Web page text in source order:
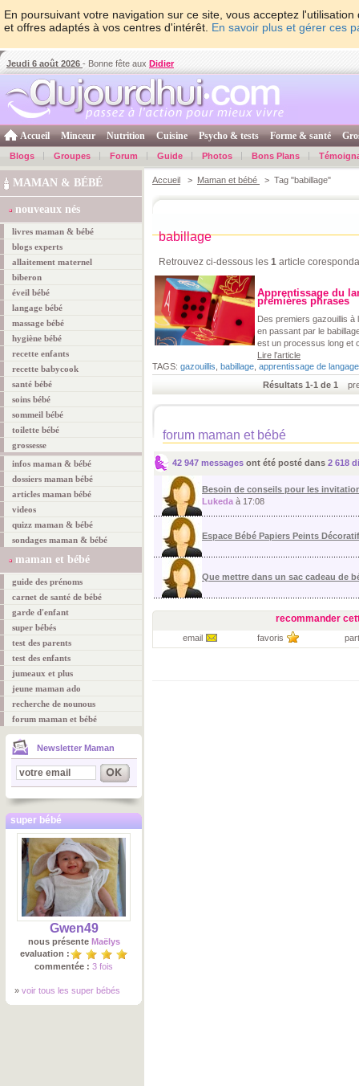
En poursuivant votre navigation sur ce site, vous acceptez
et offres adaptés à vos centres d'intérêt. En savoir plus et gérer ces
Jeudi 6 août 2026 - Bonne fête aux Didier
Accueil Minceur Nutrition Cuisine Psycho & tests Forme & santé
Blogs Groupes Forum Guide Photos Bons Plans
MAMAN & BÉBÉ
nouveaux nés
livres maman & bébé
blogs experts
allaitement maternel
biberon
éveil bébé
langage bébé
massage bébé
hygiène bébé
recette enfants
recette babycook
santé bébé
soins bébé
sommeil bébé
toilette bébé
grossesse
infos maman & bébé
dossiers maman bébé
articles maman bébé
videos
quizz maman & bébé
sondages maman & bébé
maman et bébé
guide des prénoms
carnet de santé de bébé
garde d'enfant
super bébés
test des parents
test des enfants
jumeaux et plus
jeune maman ado
recherche de nounous
forum maman et bébé
Newsletter Maman
super bébé
Gwen49
nous présente Maëlys
evaluation :
commentée : 3 fois
» voir tous les super bébés
Accueil > Maman et bébé > Tag "babillage"
babillage
Retrouvez ci-dessous les 1 article
Apprentissage du
premières phrases
Des premiers gazouillis à
en passant par le
est un processus long et
Lire l'article
TAGS: gazouillis babillage apprentissage de langage
Résultats 1-1 de 1
forum maman et bébé
42 947 messages ont été posté dans 2 618
Besoin de conseils pour les
Lukeda à 17:08
Espace Bébé Papiers Peints
Que mettre dans un sac cadeau de
recommander
email favoris